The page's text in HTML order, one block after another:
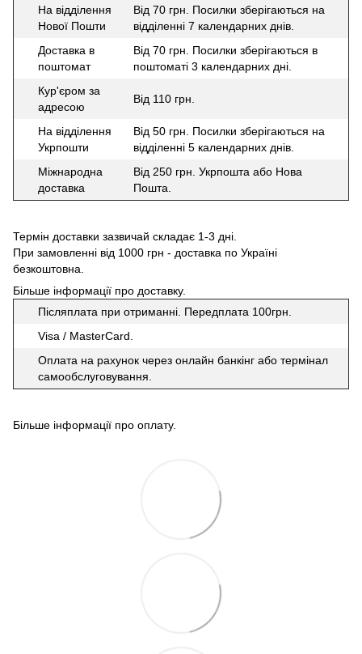
На відділення
Нової Пошти
Від 70 грн. Посилки зберігаються на
відділенні 7 календарних днів.
Доставка в
поштомат
Від 70 грн. Посилки зберігаються в
поштоматі 3 календарних дні.
Кур'єром за
адресою
Від 110 грн.
На відділення
Укрпошти
Від 50 грн. Посилки зберігаються на
відділенні 5 календарних днів.
Міжнародна
доставка
Від 250 грн. Укрпошта або Нова
Пошта.
Термін доставки зазвичай складає 1-3 дні.
При замовленні від 1000 грн - доставка по Україні
безкоштовна.
Більше інформації про доставку.
Післяплата при отриманні. Передплата 100грн.
Visa / MasterCard.
Оплата на рахунок через онлайн банкінг або термінал
самообслуговування.
Більше інформації про оплату.